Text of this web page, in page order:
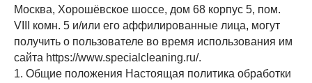
Москва, Хорошёвское шоссе, дом 68 корпус 5, пом.
VIII комн. 5 и/или его аффилированные лица, могут
получить о пользователе во время использования им
сайта https://www.specialcleaning.ru/.
1. Общие положения Настоящая политика обработки